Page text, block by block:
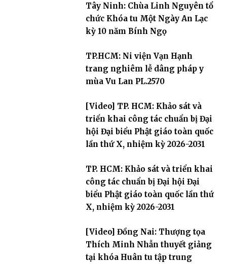
Tây Ninh: Chùa Linh Nguyên tổ
chức Khóa tu Một Ngày An Lạc
kỳ 10 năm Bính Ngọ
TP.HCM: Ni viện Vạn Hạnh
trang nghiêm lễ dâng pháp y
mùa Vu Lan PL.2570
[Video] TP. HCM: Khảo sát và
triển khai công tác chuẩn bị Đại
hội Đại biểu Phật giáo toàn quốc
lần thứ X, nhiệm kỳ 2026-2031
TP. HCM: Khảo sát và triển khai
công tác chuẩn bị Đại hội Đại
biểu Phật giáo toàn quốc lần thứ
X, nhiệm kỳ 2026-2031
[Video] Đồng Nai: Thượng tọa
Thích Minh Nhẫn thuyết giảng
tại khóa Huân tu tập trung